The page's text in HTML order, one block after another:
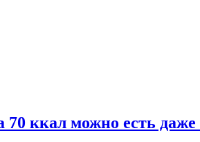
ккал можно есть